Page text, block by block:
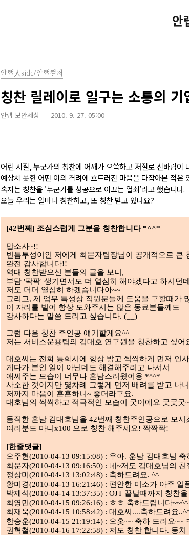
안
안랩人side/안랩컬처
칭찬 릴레이로 일구는 소통의 기
안랩 보안세상 2010. 9. 27. 05:00
어린 시절,누군가의 칭찬에 어깨가 으쓱하고 저절로 신바람이
예상치 못한 어떤 이의 격려에 흐트러진 마음을 다잡아본 적은
혹자는 칭찬을 '누군가를 성공으로 이끄는 열쇠’라고 했습니다.
오늘 우리는 얼마나 칭찬하고,또 칭찬 받고 있나요?
[42번째] 조심스럽게 그분을 칭찬합니다 *^^*
맙소사~!!
빈틈투성이인 저에게 최문자팀장님이 공개적으로 큰
완전 감사합니다!!
역대 칭찬받으신 분들의 글을 보니,
부담 '팍팍' 생기면서도 더 열심히 해야겠다고 하시던
저도 더더 열심히 하겠습니다아~~
그리고, 제 업무 특성상 직원분들께 도움을 구할때가
이 자리를 빌어 항상 도와주시는 많은 동료분들께도
감사하다는 말씀 드리고 싶습니다. (__)
그럼 다음 칭찬 주인공 얘기할게요^^
저는 서비스운용팀의 김대호 연구원을 칭찬하고 싶어
대호씨는 전화 통화시에 항상 밝고 씩씩하게 먼저 인
게다가 본인 일이 아닌데도 해결해주려고 나서서
애써주는 모습이 너무나 훈남스러웠어용 *^^*
사소한 것이지만 몇차례 그렇게 먼저 배려를 받고 나
저까지 마음이 훈훈하니~ 좋더라구요.
대호님의 씩씩하고 적극적인 모습이 굿이에요 굿굿굿~
듬직한 훈남 김대호님을 42번째 칭찬주인공으로 모시
여러분도 마니x100 으로 칭찬 해주세요! 짝짝짝!
[한줄댓글]
오주현(2010-04-13 09:15:08) : 우아. 훈남 김대호님 축
최문자(2010-04-13 09:16:50) : 네~저도 김대호님의
정상미(2010-04-13 13:02:48) : 축하드려요. ^^
황미경(2010-04-13 16:21:46) : 편안한 미소가 아주 일
박제석(2010-04-14 13:37:35) : OJT 끝날때까지 칭찬
최영민(2010-04-15 09:26:16) : ㅎㅎ 축하드립니다~~^^
최재욱(2010-04-15 10:58:42) : 대호씨....축하드려요
한승훈(2010-04-15 21:19:14) : 오홋~~ 축하 드려요~~
권혁철(2010-04-16 17:22:58) : 저도 칭찬 합니다. 등